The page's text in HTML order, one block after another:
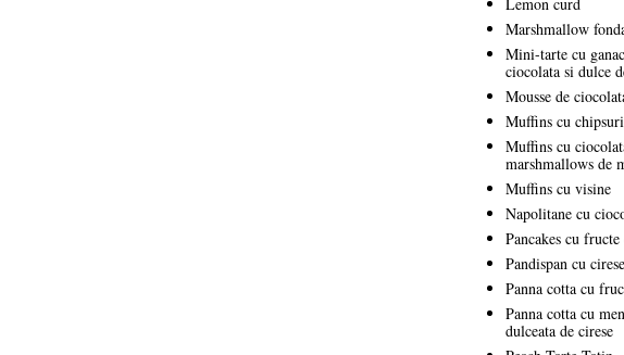
Marshmallow
Mini-tarte cu
ciocolata si dulce
Mousse de
Muffins cu
Muffins cu
marshmallows de
Muffins cu visine
Napolitane cu
Pancakes cu fructe
Pandispan cu cirese
Panna cotta cu
Panna cotta cu
dulceata de cirese